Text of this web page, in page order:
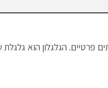
פרטיים. הגלגלון הוא גלגלת